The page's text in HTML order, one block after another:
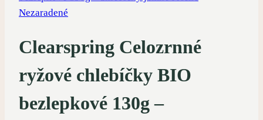
Nezaradené
Clearspring Celozrnné
ryžové chlebíčky BIO
bezlepkové 130g –